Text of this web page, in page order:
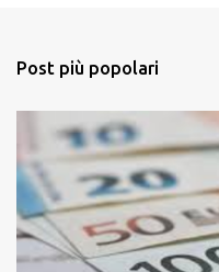
Post più popolari